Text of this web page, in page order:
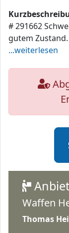
# 291662
gutem
...weiterlesen
Waffen
Thomas